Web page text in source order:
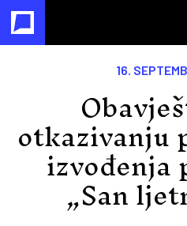
16.
otkazivanju
izvođenja
„San